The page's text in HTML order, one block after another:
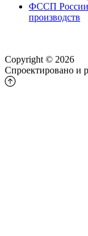
ФССП России
производств
Copyright © 2026
Спроектировано и